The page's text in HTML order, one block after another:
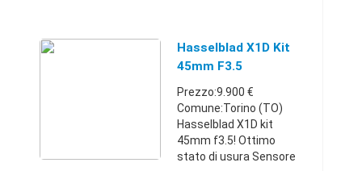
Hasselblad X1D Kit
45mm F3.5
Prezzo:9.900 €
Comune:Torino (TO)
Hasselblad X1D kit
45mm f3.5! Ottimo
stato di usura Sensore